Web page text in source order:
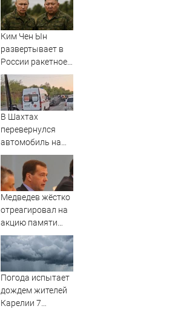
Ким Чен Ын
развертывает в
России ракетное
подразделение
для нанесения
ударов по
Украине
В Шахтах
перевернулся
автомобиль на
дороге Центр —
Артем
Медведев жёстко
отреагировал на
акцию памяти
жертв Хиросимы
и Нагасаки
Погода испытает
дождем жителей
Карелии 7